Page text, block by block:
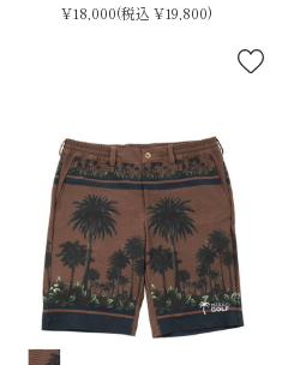
¥18,000(税込 ¥19,800)